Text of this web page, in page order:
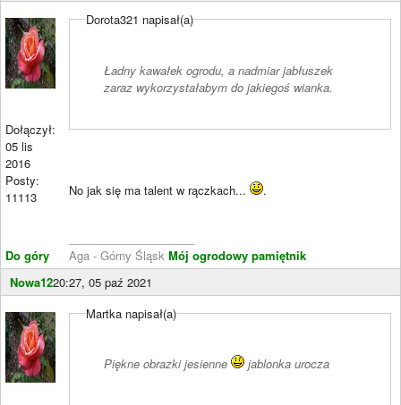
Dołączył:
05 lis
2016
Posty:
11113
Do góry
Dorota321 napisał(a)
Ładny kawałek ogrodu, a nadmiar jabłuszek
zaraz wykorzystałabym do jakiegoś wianka.
No jak się ma talent w rączkach... .
Aga - Górny Śląsk Mój ogrodowy pamiętnik
Nowa1220:27, 05 paź 2021
Martka napisał(a)
Piękne obrazki jesienne jablonka urocza